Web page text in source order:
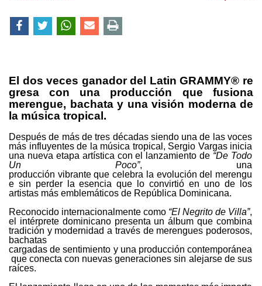
El dos veces ganador del Latin GRAMMY® re
gresa
con una producción
que fusiona
merengue, bachata y una visión moderna de
la música tropical.
Después de más de tres décadas siendo una de las voces
más influyentes de la música tropical, Sergio Vargas inicia
una nueva etapa artística con el lanzamiento de “De Todo
Un Poco”, una
producción vibrante que celebra la evolución del merengu
e sin perder la esencia que lo convirtió en uno de los
artistas más emblemáticos de República Dominicana.
Reconocido internacionalmente como “El Negrito de Villa”,
el intérprete dominicano presenta un álbum que combina
tradición y modernidad a través de merengues poderosos,
bachatas
cargadas de sentimiento y una producción contemporánea
que conecta con nuevas generaciones sin alejarse de sus
raíces.